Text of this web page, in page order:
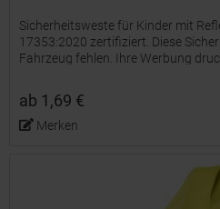
Sicherheitsweste für Kinder mit
17353:2020 zertifiziert. Diese
Fahrzeug fehlen. Ihre Werbung
ab 1,69 €
Merken